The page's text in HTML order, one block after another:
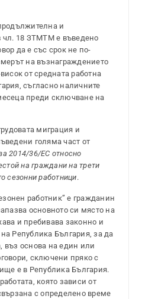
и
чл. 18 ЗТМТМ е въведено
да е със срок не по-
на възнаграждението
от средната работна
съгласно наличните
преди сключване на
миграция и
голяма част от
2014/36/ЕС относно
на граждани на трети
сезонни работници.
работник” е гражданин
основното си място на
и пребивава законно и
Република България, за да
въз основа на един или
сключени пряко с
е в Република България.
която зависи от
с определено време